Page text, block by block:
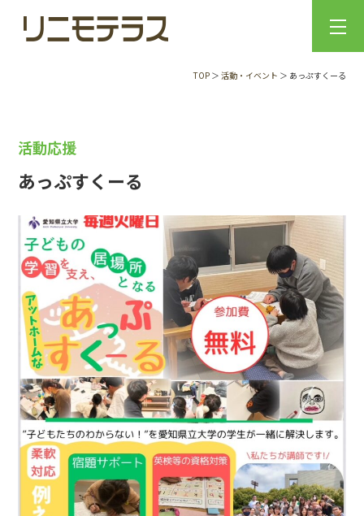
TOP＞ 活動・イベント ＞ あっぷすくーる
活動応援
あっぷすくーる